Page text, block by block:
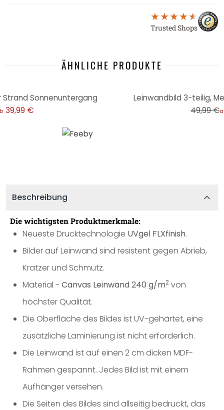
Trusted Shops
ÄHNLICHE PRODUKTE
Sonnenuntergang
39,99 €
Leinwandbild 3-teilig,
49,99 €
Beschreibung
Die wichtigsten Produktmerkmale:
Neueste Drucktechnologie UVgel FLXfinish.
Bilder auf Leinwand sind resistent gegen Abrieb,
Kratzer und Schmutz.
Material - Canvas Leinwand 240 g/m2 von
höchster Qualität.
Die Oberfläche des Bildes ist UV-gehärtet, eine
zusätzliche Laminierung ist nicht erforderlich.
Die Leinwand ist auf einen 2 cm dicken MDF-
Rahmen gespannt. Jedes Bild ist mit einem
Aufhänger versehen.
Die Seiten des Bildes sind allseitig bedruckt, das